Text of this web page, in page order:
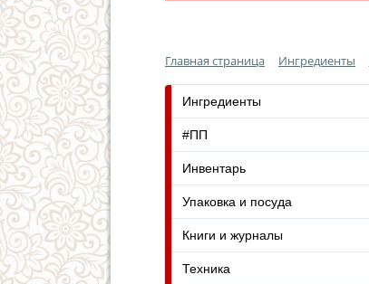
Главная страница Ингредиенты
Ингредиенты
#ПП
Инвентарь
Упаковка и посуда
Книги и журналы
Техника